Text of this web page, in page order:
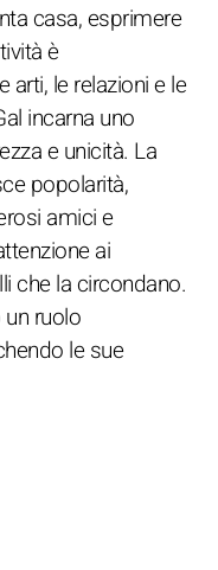
casa, esprimere
è
le relazioni e le
incarna uno
e unicità. La
popolarità,
amici e
ai
che la circondano.
ruolo
le sue